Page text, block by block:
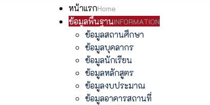
หน้าแรกHome
ข้อมูลพื้นฐานINFORMATION
ข้อมูลสถานศึกษา
ข้อมูลบุคลากร
ข้อมูลนักเรียน
ข้อมูลหลักสูตร
ข้อมูลงบประมาณ
ข้อมูลอาคารสถานที่